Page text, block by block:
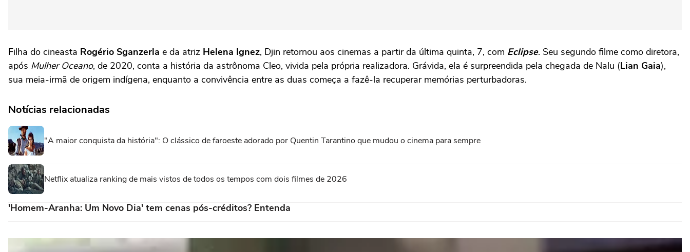
Filha do cineasta Rogério Sganzerla e da atriz Helena Ignez, Djin retornou aos cinemas a partir da última quinta, 7, com Eclipse. Seu segundo filme como diretora,
após Mulher Oceano, de 2020, conta a história da astrônoma Cleo, vivida pela própria realizadora. Grávida, ela é surpreendida pela chegada de Nalu (Lian Gaia),
sua meia-irmã de origem indígena, enquanto a convivência entre as duas começa a fazê-la recuperar memórias perturbadoras.
Notícias relacionadas
"A maior conquista da história": O clássico de faroeste adorado por Quentin Tarantino que mudou o cinema para sempre
Netflix atualiza ranking de mais vistos de todos os tempos com dois filmes de 2026
'Homem-Aranha: Um Novo Dia' tem cenas pós-créditos? Entenda